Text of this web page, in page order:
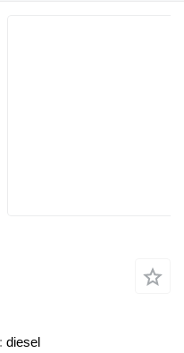
diesel